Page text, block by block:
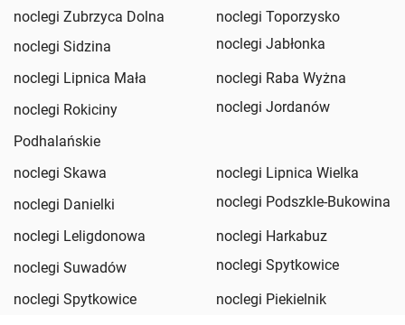
noclegi Zubrzyca Dolna
noclegi Toporzysko
noclegi Sidzina
noclegi Jabłonka
noclegi Lipnica Mała
noclegi Raba Wyżna
noclegi Rokiciny
Podhalańskie
noclegi Jordanów
noclegi Skawa
noclegi Lipnica Wielka
noclegi Danielki
noclegi Podszkle-Bukowina
noclegi Leligdonowa
noclegi Harkabuz
noclegi Suwadów
noclegi Spytkowice
noclegi Spytkowice
noclegi Piekielnik